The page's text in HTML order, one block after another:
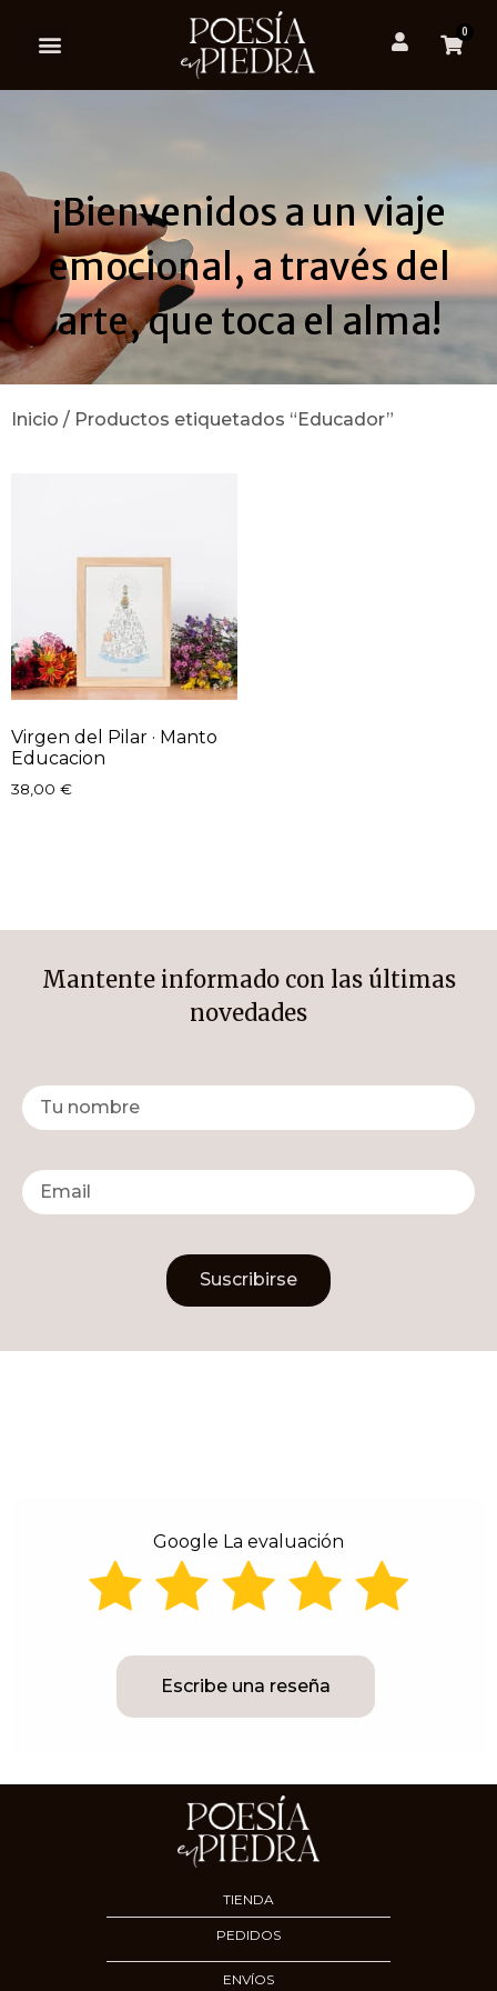
0
¡Bienvenidos a un viaje
emocional, a través del
arte, que toca el alma!
Inicio / Productos etiquetados “Educador”
Virgen del Pilar · Manto
Educacion
38,00 €
Mantente informado con las últimas
novedades
Suscribirse
Google La evaluación
Escribe una reseña
TIENDA
PEDIDOS
ENVÍOS